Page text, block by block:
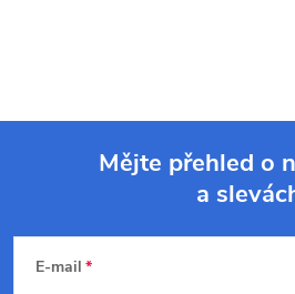
Mějte přehled o
a
E-mail